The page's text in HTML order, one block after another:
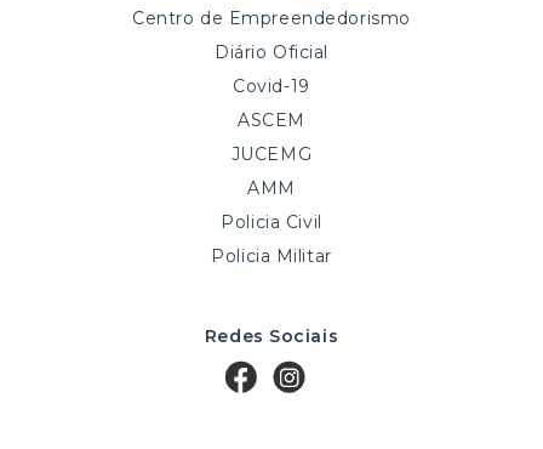
Centro de Empreendedorismo
Diário Oficial
Covid-19
ASCEM
JUCEMG
AMM
Policia Civil
Policia Militar
Redes Sociais